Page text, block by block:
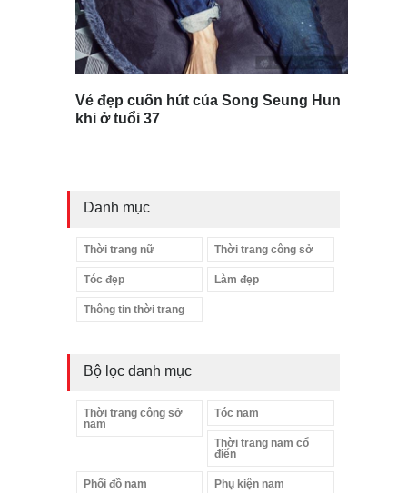
Vẻ đẹp cuốn hút của Song Seung Hun
khi ở tuổi 37
Danh mục
Thời trang nữ Thời trang công sở
Tóc đẹp Làm đẹp
Thông tin thời trang
Bộ lọc danh mục
Thời trang công sở
nam
Tóc nam
Thời trang nam cổ
điển
Phối đồ nam Phụ kiện nam